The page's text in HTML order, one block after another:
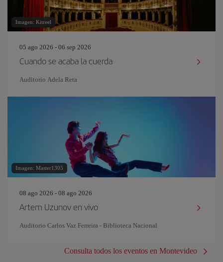
Imagen: Kitreel
05 ago 2026 - 06 sep 2026
Cuando se acaba la cuerda
Auditorio Adela Reta
Imagen: Master1305
08 ago 2026 - 08 ago 2026
Artem Uzunov en vivo
Auditorio Carlos Vaz Ferreira - Biblioteca Nacional
Consulta todos los eventos en Montevideo